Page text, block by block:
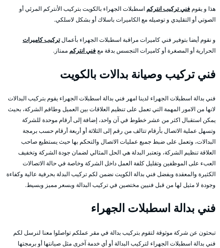
هذا و يقوم فني تركيب انتركم اسطبلات الجهراء بالكويت بتركيب الأنتركم المرئي أو
الصوتي أو التقليدي و توصيله مع الكاميرات باسلاك أو بشكل لاسلكي.
و نقوم أيضا بتوفير فني كاميرات مراقبة اسطبلات الجهراء بأعمالتركيب كاميرات
الحرارية أو المصغرة أو كاميرات التجسس بدقة معفني انتركمممتاز.
فني تركيب وصيانة بدالات بالكويت
فني بدالة اسطبلات الجهراء لدينا امهر فني بدالة اسطبلات الجهراء يقوم بتركيب البدالات
لانها من الامور المهمة التي تعمل على تنظيم العلاقات بين العميل وطاقم الشركة، بحيث
يمكن استقبال اكثر من عشر خطوط في آن واحد، إضافة إلى أرقام موحدة للشركة
وتسهل عملية الاتصال بأرقام تتالف من رقم إلى الثلاثة أو أربعة أرقام حسب برمجة
البدالات، وتعمل على ضبط جميع عمليات الاتصال والتحكم بها حيث يستطيع صاحب
العلاقة تنظيم الشركة، وتعتبر البدلة هي الحل المثالي لضمان جودة الشركة وتخفيف
العبء على الموظفين وتقليل كلفة العمل داخل الشركة وخاصة في حالة الاتصالات
الكثيرة والمعقدة وبفضل فني بدالة الكويت نضمن لكم تركيب البدلة بحرفية عالية وكفاءة
وجودة لا مثيل لها من قبل فنيين مختصين في تركيب البدالة وبسعر مميز وبسيط.
فني بدالة اسطبلات الجهراء
تبحثون عن شركة موثوقة لتقوم بتركيب بدالة في مقر عملكم تواصلوا معنا لنرسل لكم
فني بدالة اسطبلات الجهراء لتركيب البدالة أو أي خدمة آخرى مثل صيانتها أو برمجتها